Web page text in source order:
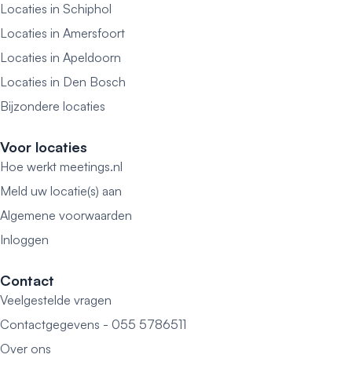
Locaties in Schiphol
Locaties in Amersfoort
Locaties in Apeldoorn
Locaties in Den Bosch
Bijzondere locaties
Voor locaties
Hoe werkt meetings.nl
Meld uw locatie(s) aan
Algemene voorwaarden
Inloggen
Contact
Veelgestelde vragen
Contactgegevens - 055 5786511
Over ons